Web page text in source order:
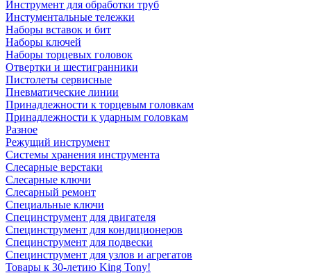
Инструмент для обработки труб
Инстументальные тележки
Наборы вставок и бит
Наборы ключей
Наборы торцевых головок
Отвертки и шестигранники
Пистолеты сервисные
Пневматические линии
Принадлежности к торцевым головкам
Принадлежности к ударным головкам
Разное
Режущий инструмент
Системы хранения инструмента
Слесарные верстаки
Слесарные ключи
Слесарный ремонт
Специальные ключи
Специнструмент для двигателя
Специнструмент для кондиционеров
Специнструмент для подвески
Специнструмент для узлов и агрегатов
Товары к 30-летию King Tony!